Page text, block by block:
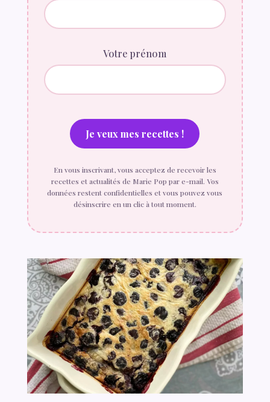
Votre prénom
En vous inscrivant, vous acceptez de recevoir les
recettes et actualités de Marie Pop par e-mail. Vos
données restent confidentielles et vous pouvez vous
désinscrire en un clic à tout moment.